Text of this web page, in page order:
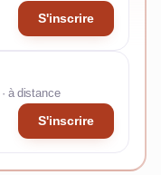
S'inscrire
à distance
S'inscrire